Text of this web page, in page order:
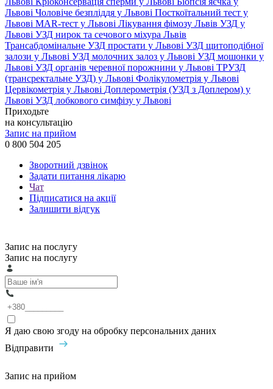
Львові Чоловіче безпліддя у Львові Посткоїтальний тест у
Львові MAR-тест у Львові Лікування фімозу Львів УЗД у
Львові УЗД нирок та сечового міхура Львів
Трансабдомінальне УЗД простати у Львові УЗД щитоподібної
залози у Львові УЗД молочних залоз у Львові УЗД мошонки у
Львові УЗД органів черевної порожнини у Львові ТРУЗД
(трансректальне УЗД) у Львові Фолікулометрія у Львові
Цервікометрія у Львові Доплерометрія (УЗД з Доплером) у
Львові УЗД лобкового симфізу у Львові
Приходьте
на консультацію
Запис на прийом
0 800 504 205
Зворотний дзвінок
Задати питання лікарю
Чат
Підписатися на акції
Залишити відгук
Запис на послугу
Запис на послугу
Я даю свою згоду на обробку персональних даних
Відправити
Запис на прийом